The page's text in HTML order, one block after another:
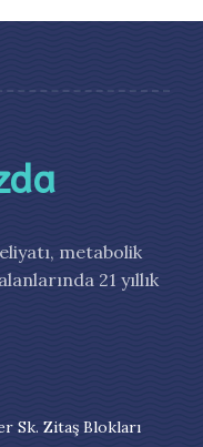
metabolik
21 yıllık
Sk. Zitaş Blokları